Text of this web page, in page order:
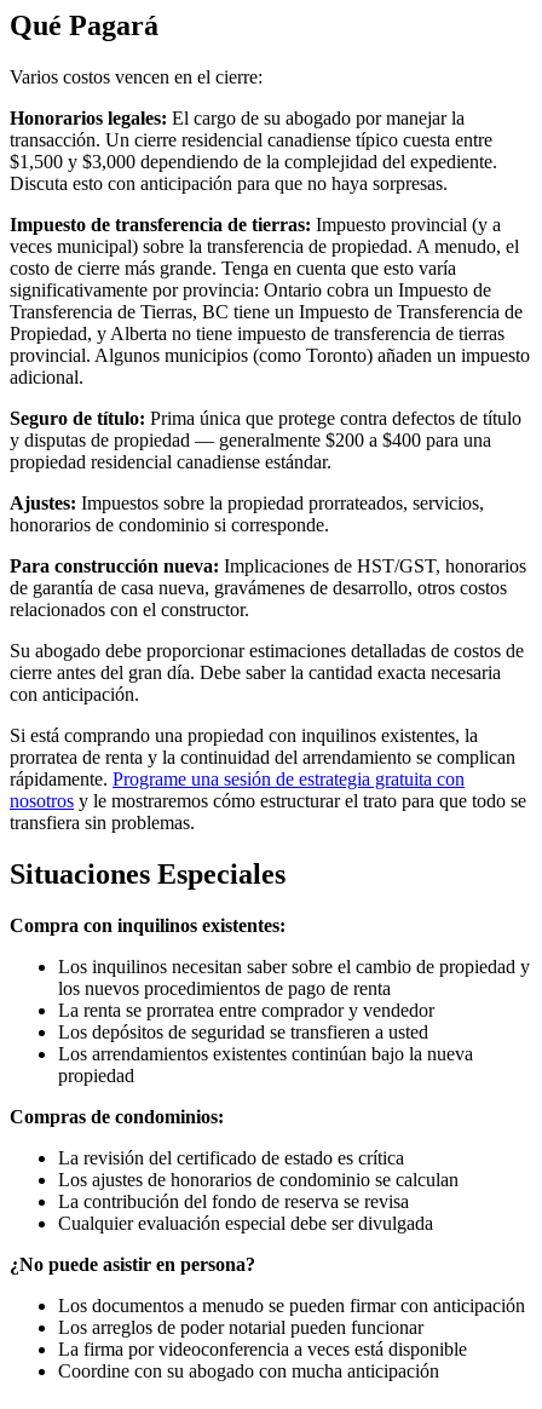
Qué Pagará
Varios costos vencen en el cierre:
Honorarios legales: El cargo de su abogado por manejar la
transacción. Un cierre residencial canadiense típico cuesta entre
$1,500 y $3,000 dependiendo de la complejidad del expediente.
Discuta esto con anticipación para que no haya sorpresas.
Impuesto de transferencia de tierras: Impuesto provincial (y a
veces municipal) sobre la transferencia de propiedad. A menudo, el
costo de cierre más grande. Tenga en cuenta que esto varía
significativamente por provincia: Ontario cobra un Impuesto de
Transferencia de Tierras, BC tiene un Impuesto de Transferencia de
Propiedad, y Alberta no tiene impuesto de transferencia de tierras
provincial. Algunos municipios (como Toronto) añaden un impuesto
adicional.
Seguro de título: Prima única que protege contra defectos de título
y disputas de propiedad — generalmente $200 a $400 para una
propiedad residencial canadiense estándar.
Ajustes: Impuestos sobre la propiedad prorrateados, servicios,
honorarios de condominio si corresponde.
Para construcción nueva: Implicaciones de HST/GST, honorarios
de garantía de casa nueva, gravámenes de desarrollo, otros costos
relacionados con el constructor.
Su abogado debe proporcionar estimaciones detalladas de costos de
cierre antes del gran día. Debe saber la cantidad exacta necesaria
con anticipación.
Si está comprando una propiedad con inquilinos existentes, la
prorratea de renta y la continuidad del arrendamiento se complican
rápidamente. Programe una sesión de estrategia gratuita con
nosotros y le mostraremos cómo estructurar el trato para que todo se
transfiera sin problemas.
Situaciones Especiales
Compra con inquilinos existentes:
Los inquilinos necesitan saber sobre el cambio de propiedad y
los nuevos procedimientos de pago de renta
La renta se prorratea entre comprador y vendedor
Los depósitos de seguridad se transfieren a usted
Los arrendamientos existentes continúan bajo la nueva
propiedad
Compras de condominios:
La revisión del certificado de estado es crítica
Los ajustes de honorarios de condominio se calculan
La contribución del fondo de reserva se revisa
Cualquier evaluación especial debe ser divulgada
¿No puede asistir en persona?
Los documentos a menudo se pueden firmar con anticipación
Los arreglos de poder notarial pueden funcionar
La firma por videoconferencia a veces está disponible
Coordine con su abogado con mucha anticipación